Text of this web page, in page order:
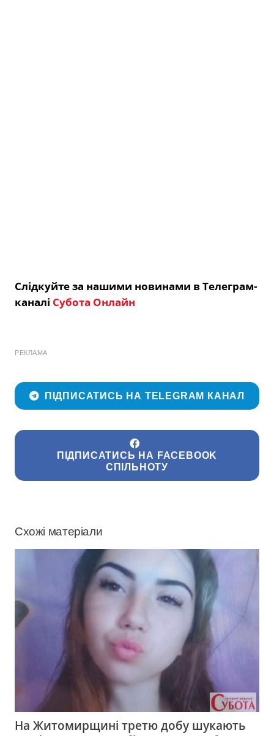
Слідкуйте за нашими новинами в Телеграм-
каналі Субота Онлайн
РЕКЛАМА
ПІДПИСАТИСЬ НА TELEGRAM КАНАЛ
ПІДПИСАТИСЬ НА FACEBOOK
СПІЛЬНОТУ
Схожі матеріали
На Житомирщині третю добу шукають